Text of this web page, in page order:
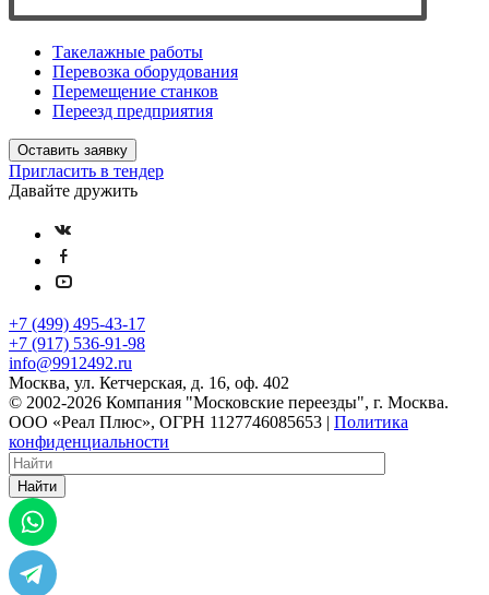
Такелажные работы
Перевозка оборудования
Перемещение станков
Переезд предприятия
Оставить заявку
Пригласить в тендер
Давайте дружить
+7 (499) 495-43-17
+7 (917) 536-91-98
info@9912492.ru
Москва, ул. Кетчерская, д. 16, оф. 402
© 2002-2026 Компания "Московские переезды", г. Москва.
ООО «Реал Плюс», ОГРН 1127746085653 | Политика
конфиденциальности
Найти